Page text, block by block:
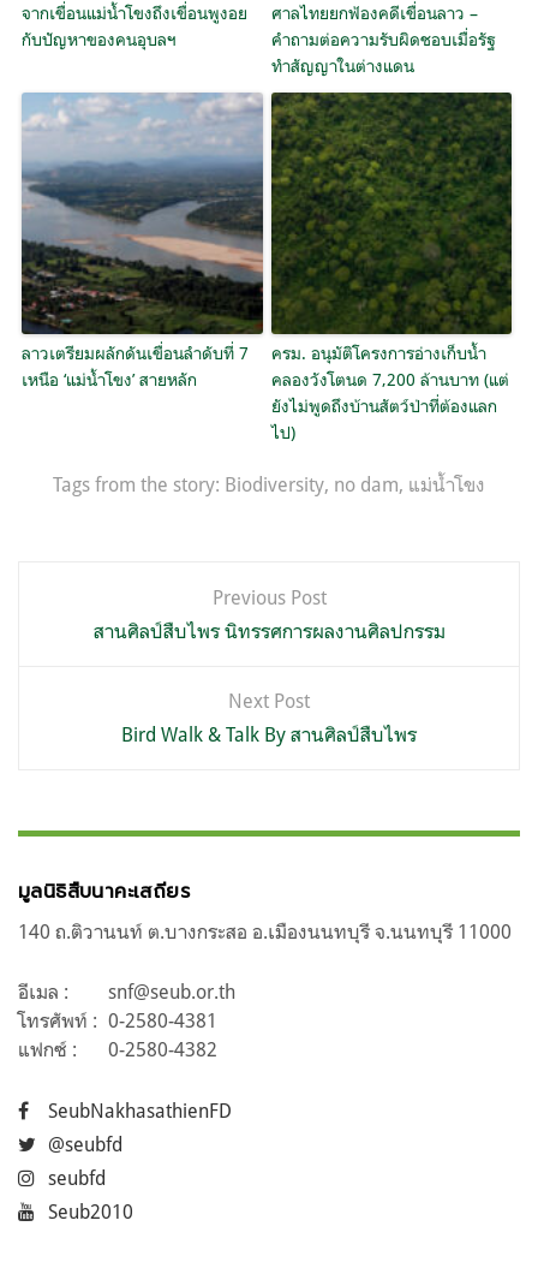
จากเขื่อนแม่น้ำโขงถึงเขื่อนพูงอย
กับปัญหาของคนอุบลฯ
ศาลไทยยกฟ้องคดีเขื่อนลาว –
คำถามต่อความรับผิดชอบเมื่อรัฐ
ทำสัญญาในต่างแดน
ลาวเตรียมผลักดันเขื่อนลำดับที่ 7
เหนือ ‘แม่น้ำโขง’ สายหลัก
ครม. อนุมัติโครงการอ่างเก็บน้ำ
คลองวังโตนด 7,200 ล้านบาท (แต่
ยังไม่พูดถึงบ้านสัตว์ป่าที่ต้องแลก
ไป)
Tags from the story: Biodiversity, no dam, แม่น้ำโขง
Previous Post
สานศิลป์สืบไพร นิทรรศการผลงานศิลปกรรม
Next Post
Bird Walk & Talk By สานศิลป์สืบไพร
มูลนิธิสืบนาคะเสถียร
140 ถ.ติวานนท์ ต.บางกระสอ อ.เมืองนนทบุรี จ.นนทบุรี 11000
อีเมล :
snf@seub.or.th
โทรศัพท์ : 0-2580-4381
แฟกซ์ :
0-2580-4382
SeubNakhasathienFD
@seubfd
seubfd
Seub2010